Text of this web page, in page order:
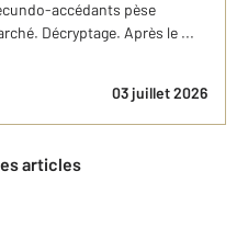
accédants pèse
Décryptage. Après le ...
03 juillet 2026
articles